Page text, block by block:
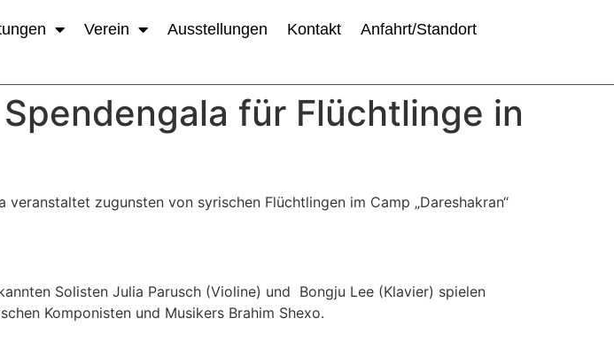
Verein Ausstellungen Kontakt Anfahrt/Standort
für Flüchtlinge in
zugunsten von syrischen Flüchtlingen im Camp „Dareshakran“
Solisten Julia Parusch (Violine) und Bongju Lee (Klavier) spielen
Komponisten und Musikers Brahim Shexo.